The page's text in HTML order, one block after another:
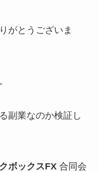
がとうございま
副業なのか検証し
ボックスFX 合同会